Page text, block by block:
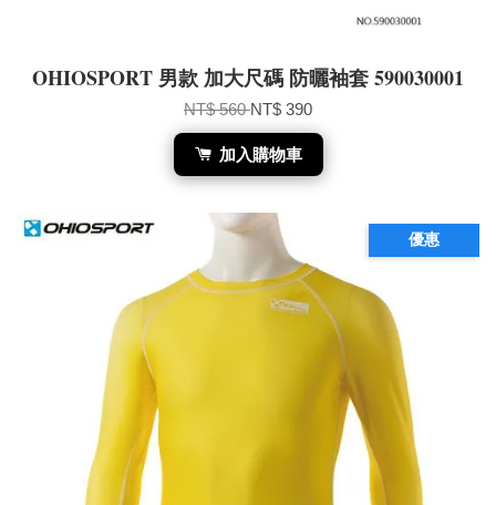
OHIOSPORT 男款 加大尺碼 防曬袖套 590030001
NT$ 560NT$ 390
加入購物車
優惠